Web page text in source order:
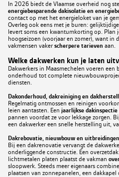
In 2026 biedt de Vlaamse overheid nog
energiebesparende dakisolatie en
contact op met het energieloket van je
Overleg ook eens met je buren:
levert soms een kwantumkorting op.
hoogseizoen (voorjaar en zomer), want in
vakmensen vakerscherpere tarieven aan.
Welke dakwerken kun je laten
Dakwerkers in Maasmechelen voeren een
onderhoud tot complete
diensten.
Dakonderhoud, dakreiniging en
Regelmatig ontmossen en reinigen
leien aantasten. Een jaarlijkse dakinspectie
pannen voordat ze voor lekkage zorgen.
een dakwerker een snelle herstelling uit,
Dakrebovatie, nieuwbouw en uitbreidingen
Bij een dakrenovatie vervangt de
onderliggende constructie. Een
lichtmetalen platen plaatst de vakman
sloopwerk. Steeds meer eigenaars
plaatsen van zonnepanelen, een